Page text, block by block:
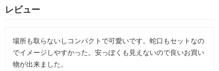
レビュー
場所も取らないしコンパクトで可愛いです。蛇口もセットなの
でイメージしやすかった。安っぽくも見えないので良いお買い
物が出来ました。